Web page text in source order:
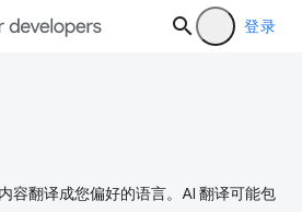
登录
容翻译成您偏好的语言。AI 翻译可能包